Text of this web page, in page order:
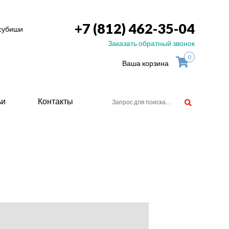
+7 (812) 462-35-04
Заказать обратный звонок
Ваша корзина
0
Контакты